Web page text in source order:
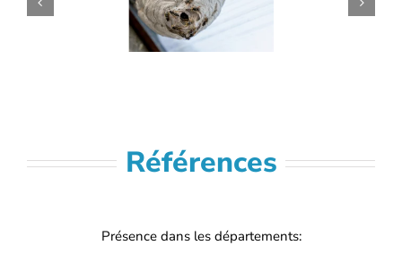
Références
Présence dans les départements: